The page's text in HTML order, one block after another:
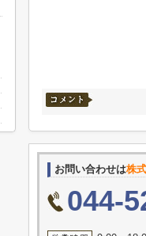
お問い合わせは株
044-